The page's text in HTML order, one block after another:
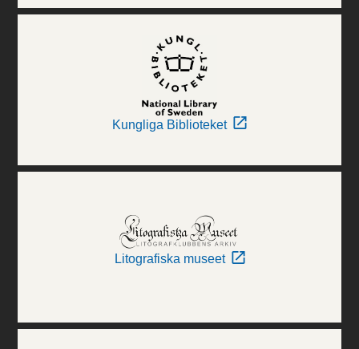
Kungliga Biblioteket
Litografiska museet